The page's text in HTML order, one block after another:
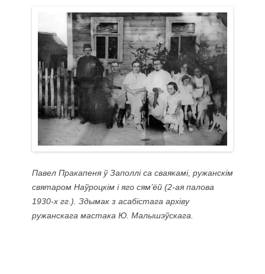
Павел Пракапеня ў Заполлі са сваякамі, ружанскім
святаром Наўроцкім і яго сям’ёй (2-ая палова
1930-х гг.). Здымак з асабістага архіву
ружанскага мастака Ю. Малышэўскага.